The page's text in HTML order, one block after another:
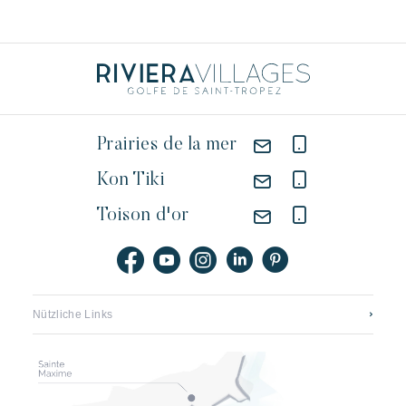
Prairies de la mer
Kon Tiki
Toison d'or
Nützliche Links
Stellenangebote Riviera Villages